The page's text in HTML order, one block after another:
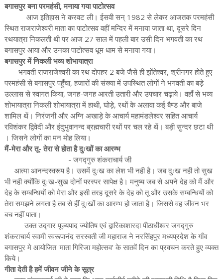
बगासपुर बना परमहंसी, मनाया गया पाटोत्सव
आज इतिहास ने करवट ली। ईसवी सन् 1982 से लेकर आजतक परमहंसी
स्थित राजराजेश्वरी माता का पाटोत्सव वहीं मन्दिर में मनाया जाता था, दूसरे दिन
रथयात्रा निकलती थी पर आज 27 साल में पहली बार उसी दिन भगवती का रथ
बगासपुर आया और उनका पाटोत्सव धूम धाम से मनाया गया।
बगासपुर में निकली भव्य शोभायात्रा
भगवती राजराजेश्वरी का रथ दोपहर 2 बजे जैसे ही झोंतेश्वर, श्रीनगर होते हुए
परमहंसी से बगासपुर पहुँचा, हजारों की संख्या में उपस्थित लोगों ने भगवती का बड़े
उल्लास से स्वागत किया, जगह-जगह आरती उतारी और उपचार चढ़ाये। वहाँ से भव्य
शोभायात्रा निकली शोभायात्रा में हाथी, घोड़े, रथों के अलावा कई बैण्ड और बाजे
शामिल थें। निरंजनी और अग्नि अखाड़े के आचार्य महामंडलेश्वर सहित आचार्य
रविशंकर द्विवेदी और इंदुभुवानन्द ब्रह्मचारी रथों पर चल रहे थें। बड़ी सुन्दर छटा थी
। जिसने लोगों का मन मोह लिया।
मैं-मेरा और तू- तेरा से होता है दुःखों का आरम्भ
- जगद्गुरु शंकराचार्य जी
आत्मा आनन्दस्वरूप है। उसमें दुःख का लेश भी नही है। जब दुःख नही तो सुख
भी नही क्योंकि दुःख-सुख दोनों परस्पर सापेक्ष है। मनुष्य जब से अपने देह को मैं और
देह के सम्बन्धियों को मेरा और इसी तरह दूसरे के देह को तू और उसके सम्बन्धियों को
तेरा समझने लगता है तब से हीं दुःखों का आरम्भ हो जाता है। जिससे वह जीवन भर
बच नहीं पाता।
उक्त उद्गार पूज्यपाद ज्योतिष एवं द्वारिकाशारदा पीठाधीश्वर जगद्गुरु
शंकराचार्य स्वामी स्वरूपानंद सरस्वती जी महाराज ने नरसिंहपुर मध्यप्रदेश के गाँव
बगासपुर मे आयोजित 'माता गिरिजा महोत्सव' के सातवें दिन का प्रवचन करते हुए व्यक्त
किये।
गीता देती है हमें जीवन जीने के सूत्र